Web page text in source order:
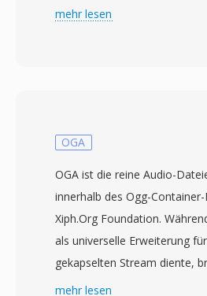
Das Projekt begann 2002 mit
bezeichnet, erreicht eine
Patentgerüst mit deutlich
Lizenzkosten. Der Standard
Videoauflösungen von
High Definition und eignet
mehr lesen
OGA
OGA ist die reine Audio-
innerhalb des Ogg-
Xiph.Org Foundation.
als universelle Erweiterung
gekapselten Stream diente,
Einführung von .oga im Jahr
mehr lesen